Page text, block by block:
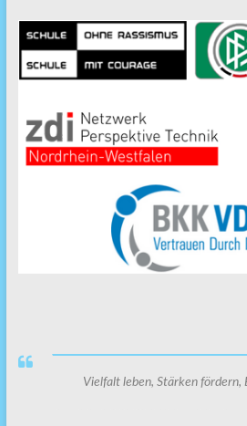
Vielfalt leben, Stärken fördern,